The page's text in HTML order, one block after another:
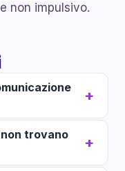
non impulsivo.
trovano